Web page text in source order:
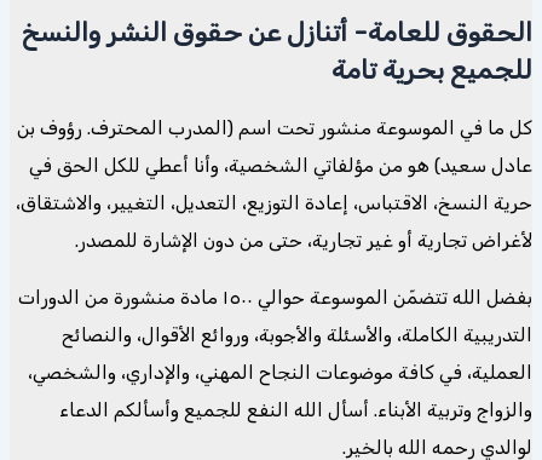
الحقوق للعامة- أتنازل عن حقوق النشر والنسخ
للجميع بحرية تامة
كل ما في الموسوعة منشور تحت اسم (المدرب المحترف. رؤوف بن
عادل سعيد) هو من مؤلفاتي الشخصية، وأنا أعطي للكل الحق في
حرية النسخ، الاقتباس، إعادة التوزيع، التعديل، التغيير، والاشتقاق،
لأغراض تجارية أو غير تجارية، حتى من دون الإشارة للمصدر.
بفضل الله تتضمّن الموسوعة حوالي ١٥٠٠ مادة منشورة من الدورات
التدريبية الكاملة، والأسئلة والأجوبة، وروائع الأقوال، والنصائح
العملية، في كافة موضوعات النجاح المهني، والإداري، والشخصي،
والزواج وتربية الأبناء. أسأل الله النفع للجميع وأسألكم الدعاء
لوالدي رحمه الله بالخير.